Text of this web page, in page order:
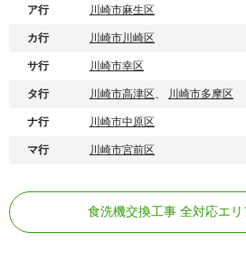
ア行 川崎市麻生区
カ行 川崎市川崎区
サ行 川崎市幸区
タ行 川崎市高津区、 川崎市多摩区
ナ行 川崎市中原区
マ行 川崎市宮前区
食洗機交換工事 全対応エリ